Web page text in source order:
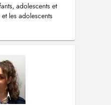
adolescents et
les adolescents
- WISC V -
scolaire :
démotiva...